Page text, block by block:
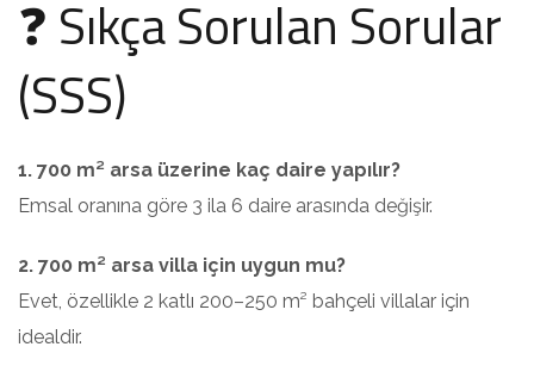
❓ Sıkça Sorulan Sorular
(SSS)
1. 700 m² arsa üzerine kaç daire yapılır?
Emsal oranına göre 3 ila 6 daire arasında değişir.
2. 700 m² arsa villa için uygun mu?
Evet, özellikle 2 katlı 200–250 m² bahçeli villalar için
idealdir.